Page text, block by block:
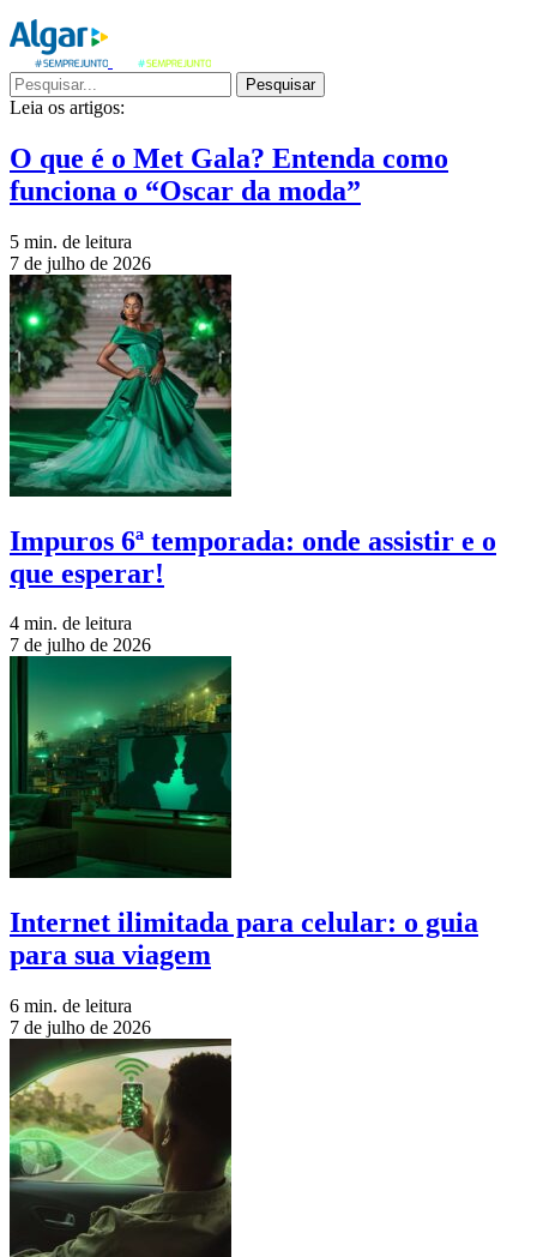
Pesquisar
Leia os artigos:
O que é o Met Gala? Entenda como
funciona o “Oscar da moda”
5 min. de leitura
7 de julho de 2026
Impuros 6ª temporada: onde assistir e o
que esperar!
4 min. de leitura
7 de julho de 2026
Internet ilimitada para celular: o guia
para sua viagem
6 min. de leitura
7 de julho de 2026